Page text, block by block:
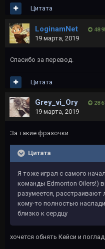
Цитата
LoginamNet 48
19 марта, 2019
Спасибо за перевод.
Цитата
Grey_vi_Ory 28
19 марта, 2019
За такие фразочки
Цитата
Я тоже играл с самого
команды Edmonton Oilers!)
разумеется,
кому-то полностью
близко к сердцу
хочется обнять Кейси и